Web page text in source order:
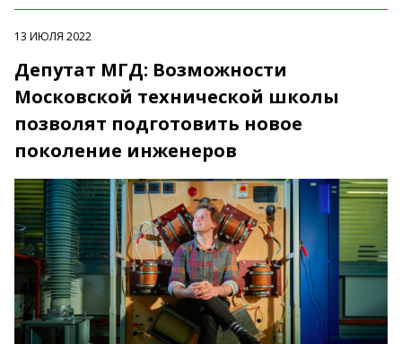
13 ИЮЛЯ 2022
Депутат МГД: Возможности
Московской технической школы
позволят подготовить новое
поколение инженеров